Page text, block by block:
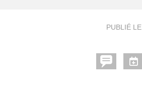
PUBLIÉ LE